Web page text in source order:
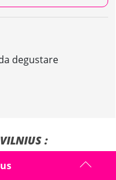
degustare
: